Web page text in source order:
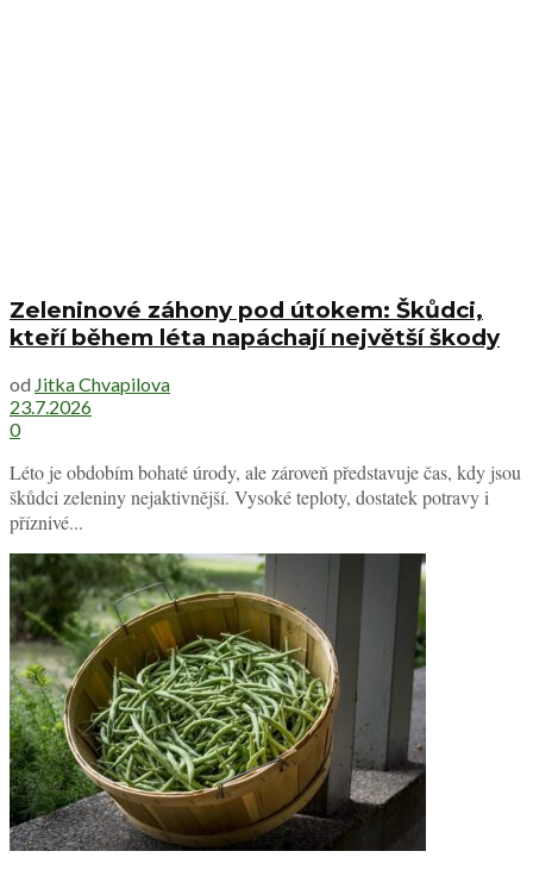
Zeleninové záhony pod útokem: Škůdci,
kteří během léta napáchají největší škody
od Jitka Chvapilova
23.7.2026
0
Léto je obdobím bohaté úrody, ale zároveň představuje čas, kdy jsou
škůdci zeleniny nejaktivnější. Vysoké teploty, dostatek potravy i
příznivé...